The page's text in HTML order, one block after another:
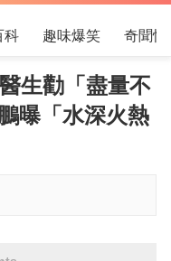
科 趣味爆笑 奇聞怪
生勸「盡量不
曝「水深火熱